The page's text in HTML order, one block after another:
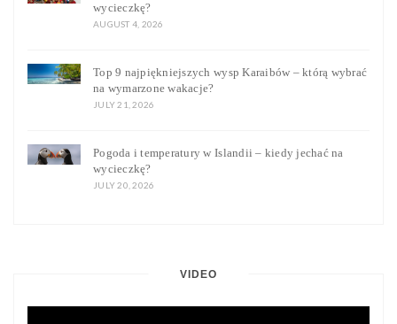
wycieczkę?
AUGUST 4, 2026
Top 9 najpiękniejszych wysp Karaibów – którą wybrać
na wymarzone wakacje?
JULY 21, 2026
Pogoda i temperatury w Islandii – kiedy jechać na
wycieczkę?
JULY 20, 2026
VIDEO